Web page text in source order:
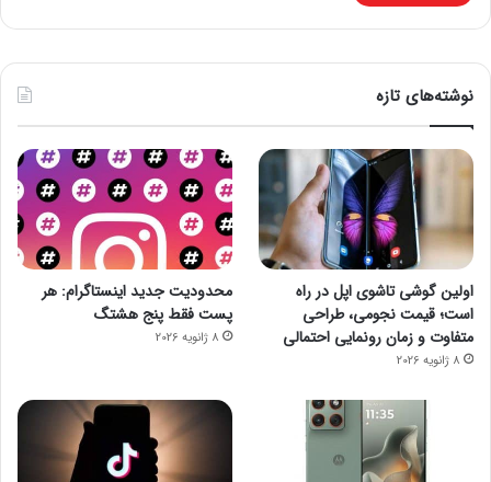
نوشته‌های تازه
اولین گوشی تاشوی اپل در راه
است؛ قیمت نجومی، طراحی
متفاوت و زمان رونمایی احتمالی
8 ژانویه 2026
محدودیت جدید اینستاگرام: هر
پست فقط پنج هشتگ
8 ژانویه 2026